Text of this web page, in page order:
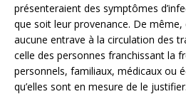
présenteraient des symptômes
que soit leur provenance. De même,
aucune entrave à la circulation des
celle des personnes franchissant la
personnels, familiaux, médicaux ou
qu’elles sont en mesure de le justifier.